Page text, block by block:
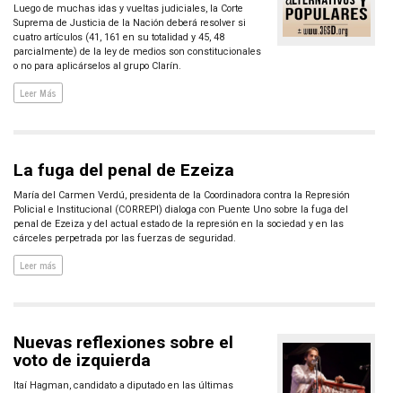
Luego de muchas idas y vueltas judiciales, la Corte
Suprema de Justicia de la Nación deberá resolver si
cuatro artículos (41, 161 en su totalidad y 45, 48
parcialmente) de la ley de medios son constitucionales
o no para aplicárselos al grupo Clarín.
Leer Más
La fuga del penal de Ezeiza
María del Carmen Verdú, presidenta de la Coordinadora contra la Represión
Policial e Institucional (CORREPI) dialoga con Puente Uno sobre la fuga del
penal de Ezeiza y del actual estado de la represión en la sociedad y en las
cárceles perpetrada por las fuerzas de seguridad.
Leer más
Nuevas reflexiones sobre el
voto de izquierda
Itaí Hagman, candidato a diputado en las últimas